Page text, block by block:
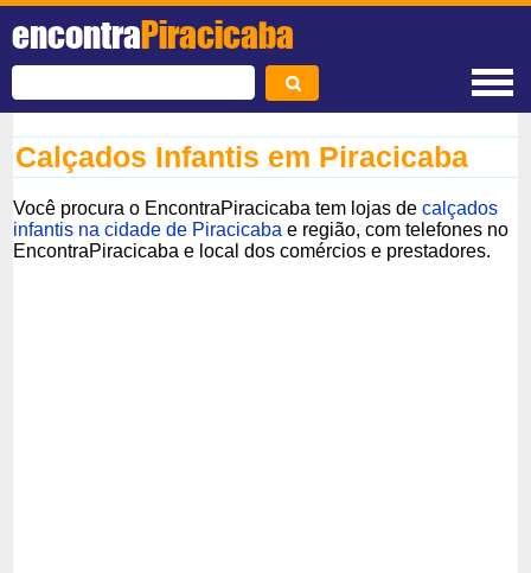
encontraPiracicaba
Calçados Infantis em Piracicaba
Você procura o EncontraPiracicaba tem lojas decalçados
infantis na cidade de Piracicaba e região, com telefones no
EncontraPiracicaba e local dos comércios e prestadores.